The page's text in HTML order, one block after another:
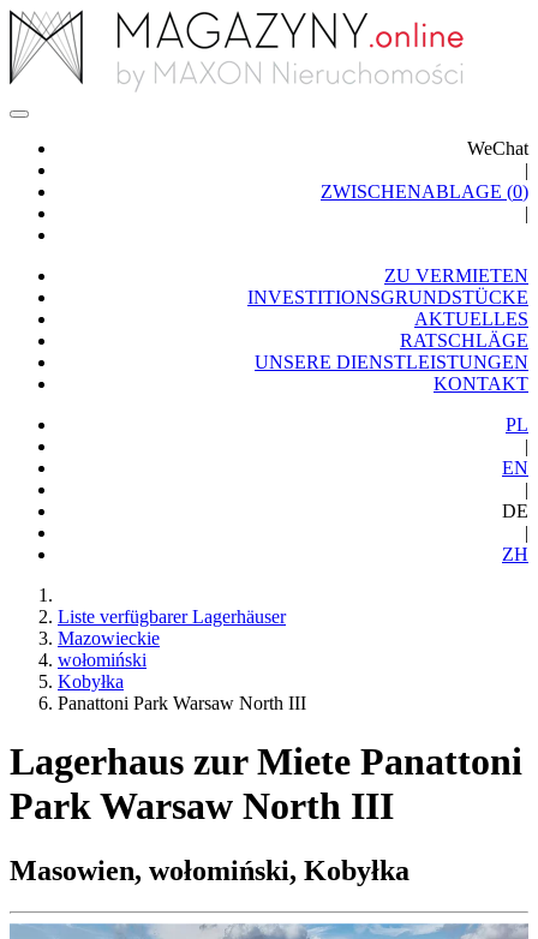
WeChat
|
ZWISCHENABLAGE (0)
|
ZU VERMIETEN
INVESTITIONSGRUNDSTÜCKE
AKTUELLES
RATSCHLÄGE
UNSERE DIENSTLEISTUNGEN
KONTAKT
PL
|
EN
|
DE
|
ZH
Liste verfügbarer Lagerhäuser
Mazowieckie
wołomiński
Kobyłka
Panattoni Park Warsaw North III
Lagerhaus zur Miete Panattoni
Park Warsaw North III
Masowien, wołomiński, Kobyłka